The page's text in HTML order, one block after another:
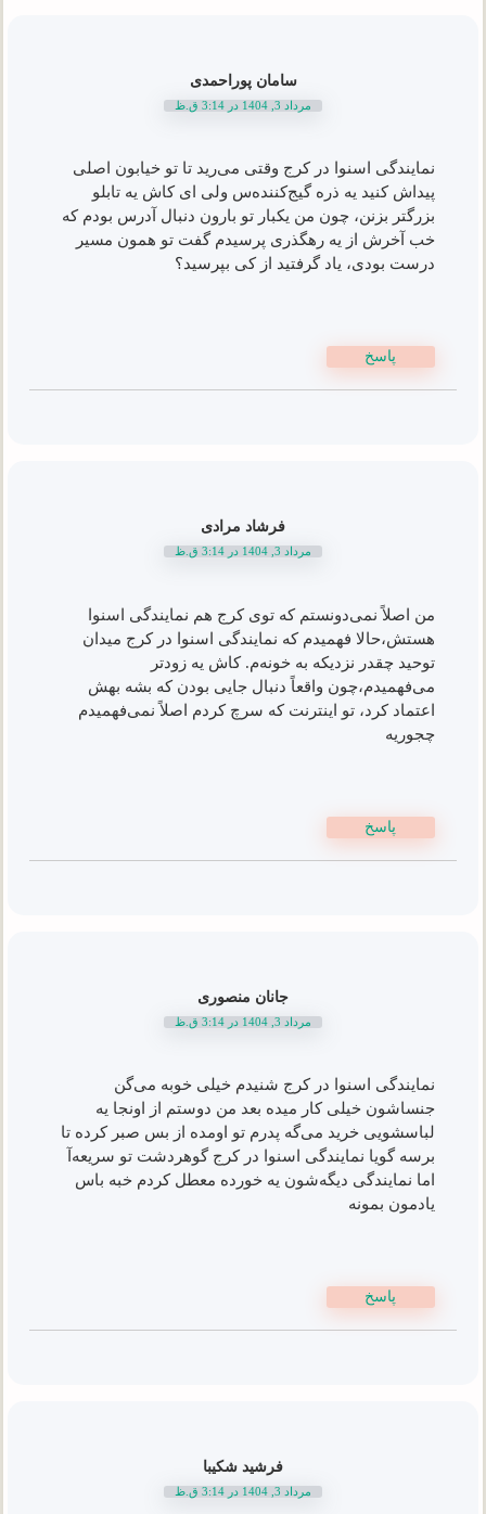
سامان پوراحمدی
مرداد 3, 1404 در 3:14 ق.ظ
نمایندگی اسنوا در کرج وقتی می‌رید تا تو خیابون اصلی
پیداش کنید یه ذره گیج‌کننده‌س ولی ای کاش یه تابلو
بزرگتر بزنن، چون من یکبار تو بارون دنبال آدرس بودم که
خب آخرش از یه رهگذری پرسیدم گفت تو همون مسیر
درست بودی، یاد گرفتید از کی بپرسید؟
پاسخ
فرشاد مرادی
مرداد 3, 1404 در 3:14 ق.ظ
من اصلاً نمی‌دونستم که توی کرج هم نمایندگی اسنوا
هستش،حالا فهمیدم که نمایندگی اسنوا در کرج میدان
توحید چقدر نزدیکه به خونه‌م. کاش یه زودتر
می‌فهمیدم،چون واقعاً دنبال جایی بودن که بشه بهش
اعتماد کرد، تو اینترنت که سرچ کردم اصلاً نمی‌فهمیدم
چجوریه
پاسخ
جانان منصوری
مرداد 3, 1404 در 3:14 ق.ظ
نمایندگی اسنوا در کرج شنیدم خیلی خوبه می‌گن
جنساشون خیلی کار میده بعد من دوستم از اونجا یه
لباسشویی خرید می‌گه پدرم تو اومده از بس صبر کرده تا
برسه گویا نمایندگی اسنوا در کرج گوهردشت تو سریعه‌آ
اما نمایندگی دیگه‌شون یه خورده معطل کردم خبه باس
یادمون بمونه
پاسخ
فرشید شکیبا
مرداد 3, 1404 در 3:14 ق.ظ